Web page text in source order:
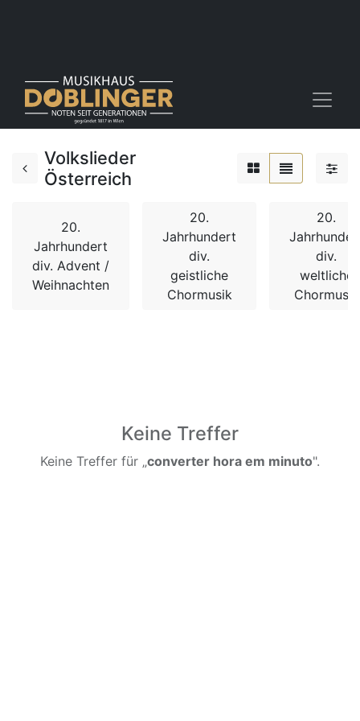
Volkslieder
Österreich
20.
Jahrhundert
div. Advent /
Weihnachten
20.
Jahrhundert
div.
geistliche
Chormusik
20.
div.
weltliche
Chormusik
Keine Treffer
Keine Treffer für „converter hora em minuto".